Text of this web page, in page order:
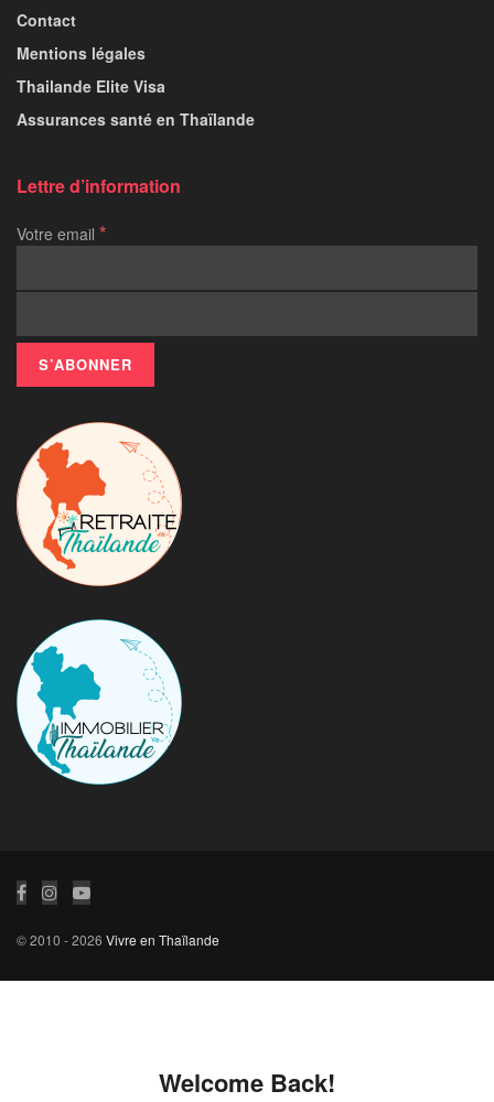
Contact
Mentions légales
Thailande Elite Visa
Assurances santé en Thaïlande
Lettre d’information
Votre email *
© 2010 - 2026 Vivre en Thaïlande
Welcome Back!